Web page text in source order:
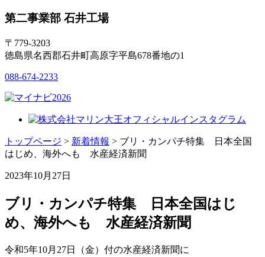
第二事業部 石井工場
〒779-3203
徳島県名西郡石井町高原字平島678番地の1
088-674-2233
トップページ > 新着情報 > ブリ・カンパチ特集 日本全国
はじめ、海外へも 水産経済新聞
2023年10月27日
ブリ・カンパチ特集 日本全国はじ
め、海外へも 水産経済新聞
令和5年10月27日（金）付の水産経済新聞に